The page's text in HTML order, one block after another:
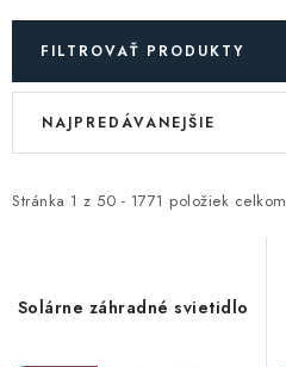
FILTROVAŤ PRODUKTY
V
i
r
Stránka 1 z 50 - 1771 položiek celkom
R
e
e
NAJPREDÁVANEJŠIE
Solárne záhradné svietidlo